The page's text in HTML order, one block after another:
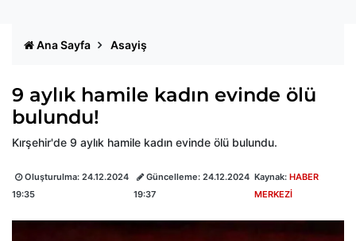
Ana Sayfa Asayiş
9 aylık hamile kadın evinde ölü
bulundu!
Kırşehir'de 9 aylık hamile kadın evinde ölü bulundu.
Oluşturulma: 24.12.2024
19:35
Güncelleme:24.12.2024
19:37
Kaynak: HABER
MERKEZİ